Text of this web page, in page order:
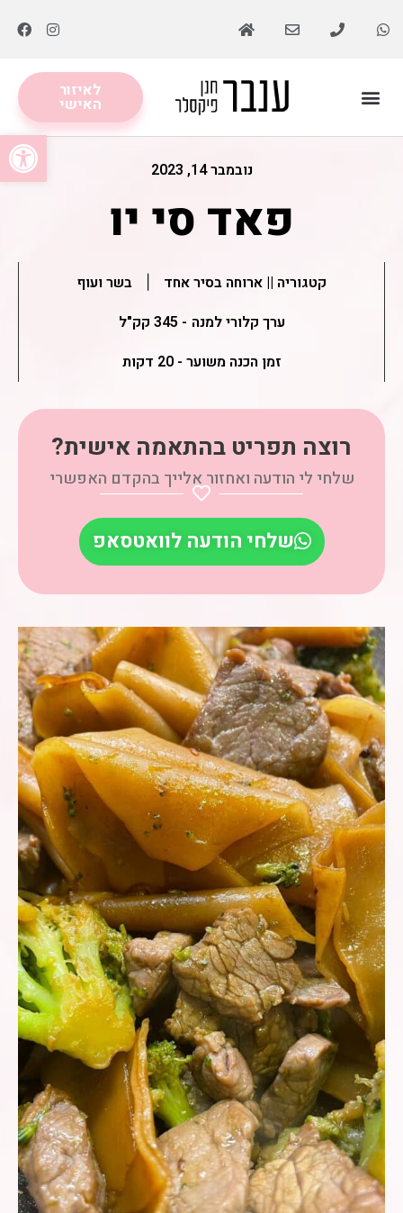
לאיזור
האישי
נובמבר 14, 2023
פאד סי יו
קטגוריה || ארוחה בסיר אחד
בשר ועוף
ערך קלורי למנה - 345 קק"ל
זמן הכנה משוער - 20 דקות
רוצה תפריט בהתאמה אישית?
שלחי לי הודעה ואחזור אלייך בהקדם האפשרי
שלחי הודעה לוואטסאפ
פתח